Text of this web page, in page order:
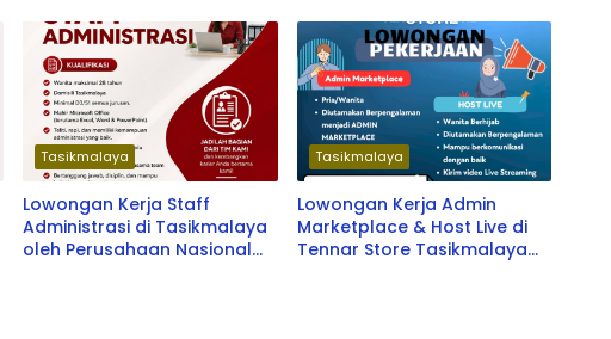
Tasikmalaya
Lowongan Kerja Staff
Administrasi di Tasikmalaya
oleh Perusahaan Nasional
Tasikmalaya
Lowongan Kerja Admin
Marketplace & Host Live di
Tennar Store Tasikmalaya